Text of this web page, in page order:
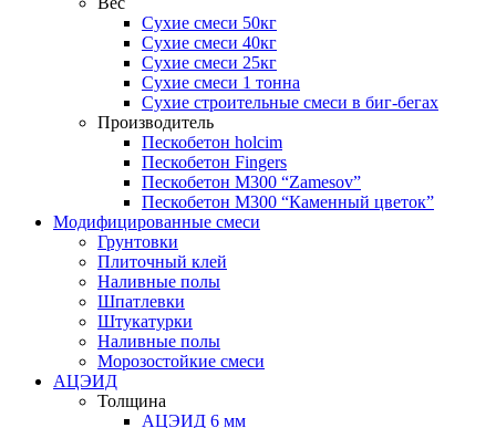
Сухие смеси 50кг
Сухие смеси 40кг
Сухие смеси 25кг
Сухие смеси 1 тонна
Сухие строительные смеси в биг-бегах
Производитель
Пескобетон holcim
Пескобетон Fingers
Пескобетон М300 “Zamesov”
Пескобетон М300 “Каменный цветок”
Модифицированные смеси
Грунтовки
Плиточный клей
Наливные полы
Шпатлевки
Штукатурки
Наливные полы
Морозостойкие смеси
АЦЭИД
Толщина
АЦЭИД 6 мм